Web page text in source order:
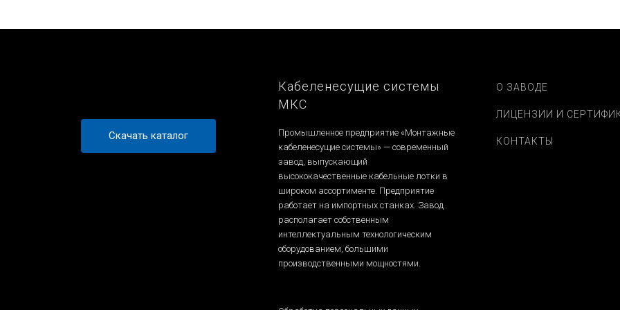
Скачать каталог
Кабеленесущие системы
МКС
Промышленное предприятие «Монтажные
кабеленесущие системы» — современный
завод, выпускающий
высококачественные кабельные лотки в
широком ассортименте. Предприятие
работает на импортных станках. Завод
располагает собственным
интеллектуальным технологическим
оборудованием, большими
производственными мощностями.
О ЗАВОДЕ
ЛИЦЕНЗИИ И
КОНТАКТЫ